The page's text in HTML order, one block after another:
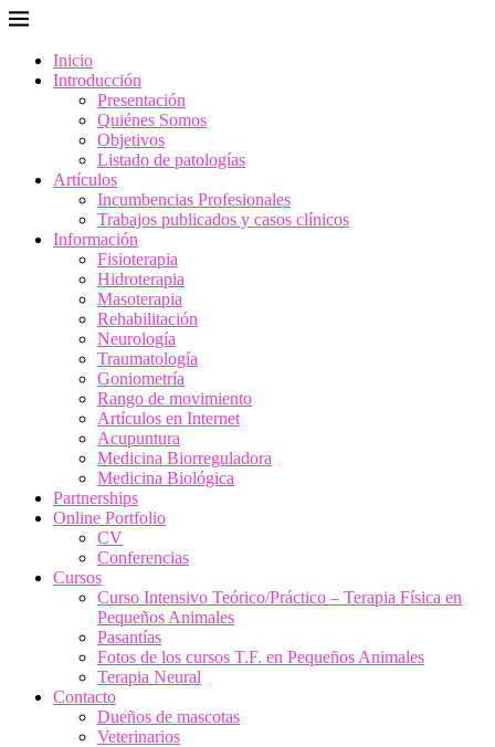
Inicio
Introducción
Presentación
Quiénes Somos
Objetivos
Listado de patologías
Artículos
Incumbencias Profesionales
Trabajos publicados y casos clínicos
Información
Fisioterapia
Hidroterapia
Masoterapia
Rehabilitación
Neurología
Traumatología
Goniometría
Rango de movimiento
Artículos en Internet
Acupuntura
Medicina Biorreguladora
Medicina Biológica
Partnerships
Online Portfolio
CV
Conferencias
Cursos
Curso Intensivo Teórico/Práctico – Terapia Física en
Pequeños Animales
Pasantías
Fotos de los cursos T.F. en Pequeños Animales
Terapia Neural
Contacto
Dueños de mascotas
Veterinarios